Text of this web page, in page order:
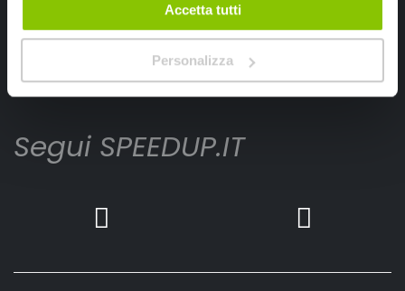
Accetta tutti
Personalizza
Ho letto e accettato il documentoprivacy policy
Iscrivimi
Segui SPEEDUP.IT